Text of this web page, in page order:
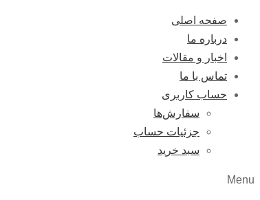
صفحه اصلی
درباره ما
اخبار و مقالات
تماس با ما
حساب کاربری
سفارش‌ها
جزئیات حساب
سبد خرید
Menu